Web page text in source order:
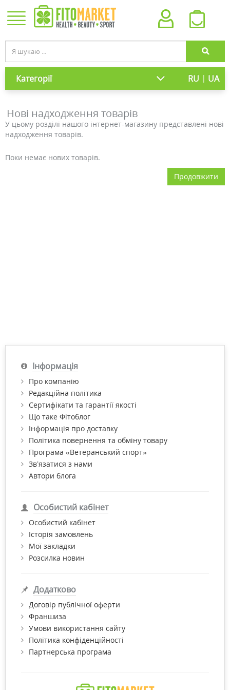
Категорії RU | UA
Нові надходження товарів
У цьому розділі нашого інтернет-магазину представлені нові
надходження товарів.
Поки немає нових товарів.
Продовжити
Інформація
Про компанію
Редакційна політика
Сертифікати та гарантії якості
Що таке Фітоблог
Інформація про доставку
Політика повернення та обміну товару
Програма «Ветеранський спорт»
Зв’язатися з нами
Автори блога
Особистий кабінет
Особистий кабінет
Історія замовлень
Мої закладки
Розсилка новин
Додатково
Договір публічної оферти
Франшиза
Умови використання сайту
Політика конфіденційності
Партнерська програма